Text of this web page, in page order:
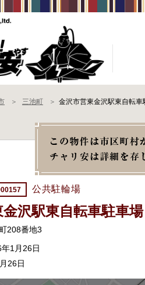
三池町 金沢市営東金沢駅東自転車
公共駐輪場
沢駅東自転車駐車場
208番地3
1月26日
26日